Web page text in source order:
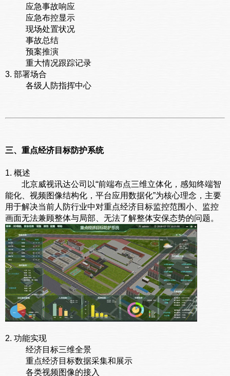
应急事故响应
应急布控显示
现场处置状况
事故总结
预案推演
重大情况跟踪记录
3. 部署场合
各级人防指挥中心
三、重点经济目标防护系统
1. 概述
北京威视讯达公司以“前端布点三维立体化，感知终端智
能化、视频图像结构化，平台应用数据化”为核心理念，主要
用于解决当前人防行业中对重点经济目标监控范围小、监控
画面无法兼顾整体与局部、无法了解整体安保态势的问题。
2. 功能实现
经济目标三维全景
重点经济目标数据采集和展示
各类视频图像的接入